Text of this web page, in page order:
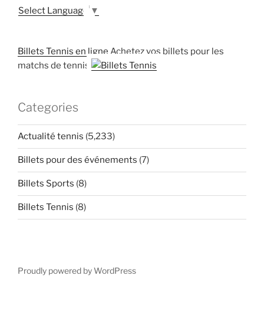
Select Language ▼
Billets Tennis en ligne Achetez vos billets pour les
matchs de tennis
Categories
Actualité tennis (5,233)
Billets pour des événements (7)
Billets Sports (8)
Billets Tennis (8)
Proudly powered by WordPress